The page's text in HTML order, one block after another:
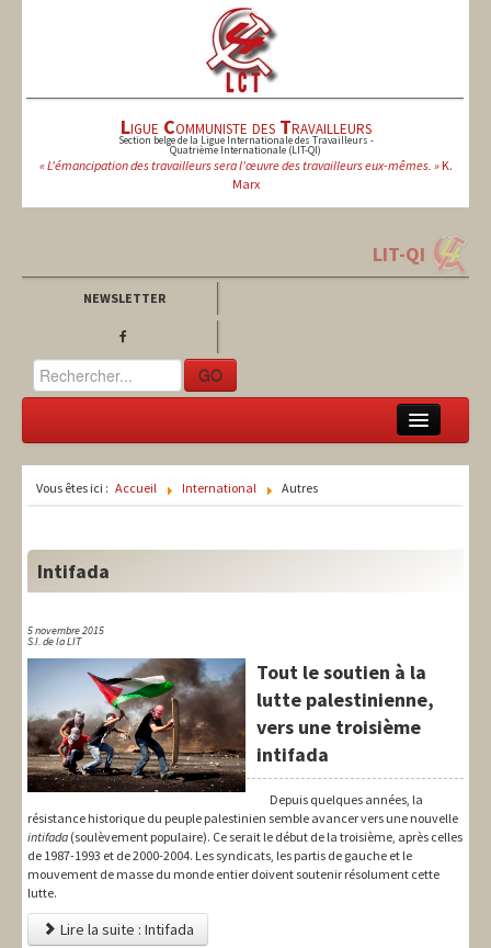
Ligue Communiste des Travailleurs
Section belge de la Ligue Internationale des Travailleurs -
Quatrième Internationale (LIT-QI)
« L'émancipation des travailleurs sera l'œuvre des travailleurs eux-mêmes. »K.
Marx
LIT-QI
NEWSLETTER
GO
Europe
International
Syndical
Social
Vous êtes ici : Accueil International Autres
Intifada
5 novembre 2015
S.I. de la LIT
Tout le soutien à la
lutte palestinienne,
vers une troisième
intifada
Depuis quelques années, la
résistance historique du peuple palestinien semble avancer vers une nouvelle
intifada (soulèvement populaire). Ce serait le début de la troisième, après celles
de 1987-1993 et de 2000-2004. Les syndicats, les partis de gauche et le
mouvement de masse du monde entier doivent soutenir résolument cette
lutte.
Lire la suite : Intifada